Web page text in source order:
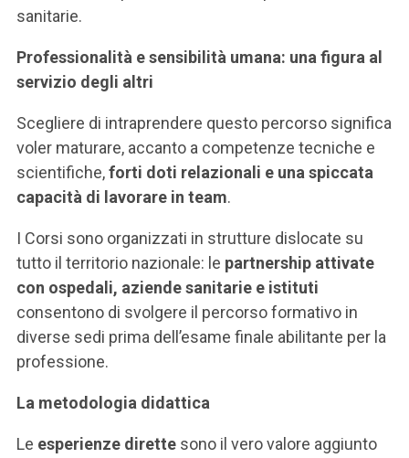
sanitarie.
Professionalità e sensibilità umana: una figura al
servizio degli altri
Scegliere di intraprendere questo percorso significa
voler maturare, accanto a competenze tecniche e
scientifiche,forti doti relazionali e una spiccata
capacità di lavorare in team.
I Corsi sono organizzati in strutture dislocate su
tutto il territorio nazionale: le partnership attivate
con ospedali, aziende sanitarie e istituti
consentono di svolgere il percorso formativo in
diverse sedi prima dell’esame finale abilitante per la
professione.
La metodologia didattica
Le esperienze dirette sono il vero valore aggiunto